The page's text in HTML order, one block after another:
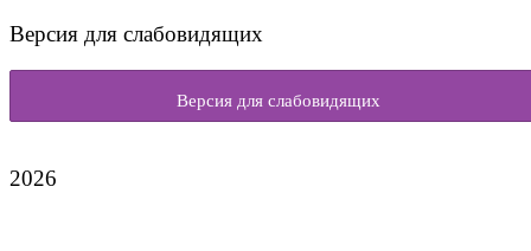
Версия для слабовидящих
Версия для слабовидящих
2026